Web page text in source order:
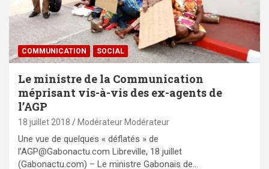
COMMUNICATION SOCIAL
Le ministre de la Communication
méprisant vis-à-vis des ex-agents de
l’AGP
18 juillet 2018 Modérateur Modérateur
Une vue de quelques « déflatés » de
l’AGP@Gabonactu.com Libreville, 18 juillet
(Gabonactu.com) – Le ministre Gabonais de…